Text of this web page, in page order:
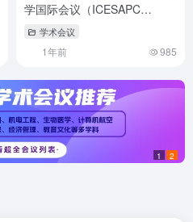
学国际会议（ICESAPC
2025）
学术会议
1年前 985
1 2